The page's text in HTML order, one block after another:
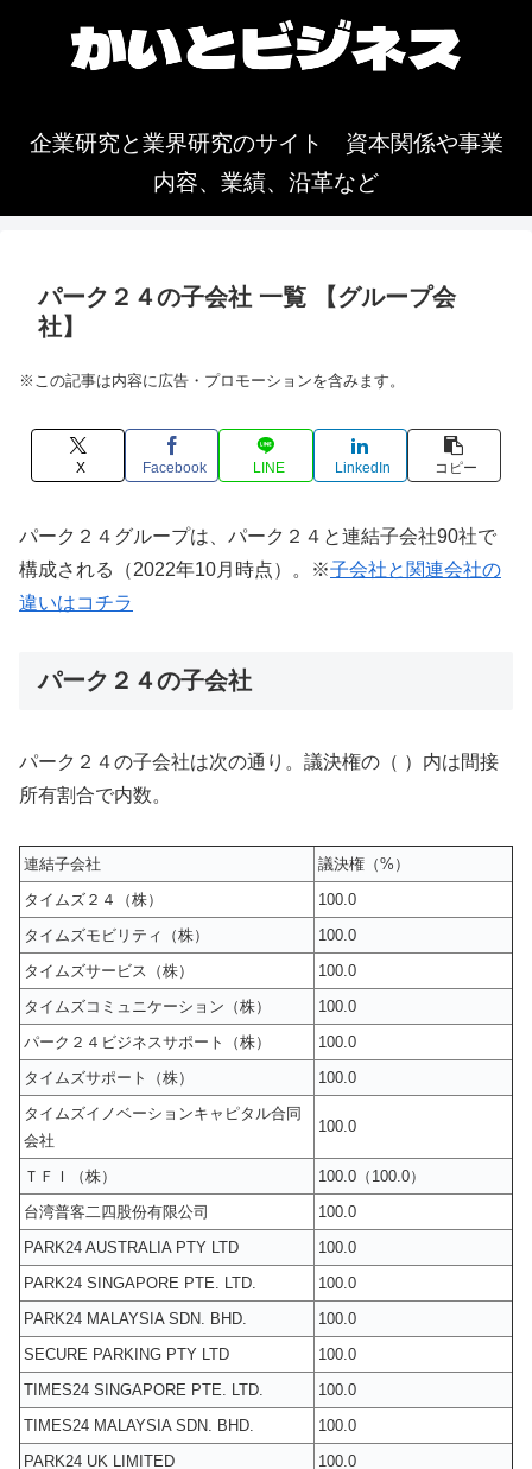
企業研究と業界研究のサイト 資本関係や事業
内容、業績、沿革など
パーク２４の子会社 一覧 【グループ会
社】
※この記事は内容に広告・プロモーションを含みます。
X Facebook LINE LinkedIn コピー
パーク２４グループは、パーク２４と連結子会社90社で
構成される（2022年10月時点）。※子会社と関連会社の
違いはコチラ
パーク２４の子会社
パーク２４の子会社は次の通り。議決権の（ ）内は間接
所有割合で内数。
連結子会社
議決権（%）
タイムズ２４（株）
100.0
タイムズモビリティ（株）
100.0
タイムズサービス（株）
100.0
タイムズコミュニケーション（株）
100.0
パーク２４ビジネスサポート（株）
100.0
タイムズサポート（株）
100.0
タイムズイノベーションキャピタル合同
会社
100.0
ＴＦＩ（株）
100.0（100.0）
台湾普客二四股份有限公司
100.0
PARK24 AUSTRALIA PTY LTD
100.0
PARK24 SINGAPORE PTE. LTD.
100.0
PARK24 MALAYSIA SDN. BHD.
100.0
SECURE PARKING PTY LTD
100.0
TIMES24 SINGAPORE PTE. LTD.
100.0
TIMES24 MALAYSIA SDN. BHD.
100.0
PARK24 UK LIMITED
100.0